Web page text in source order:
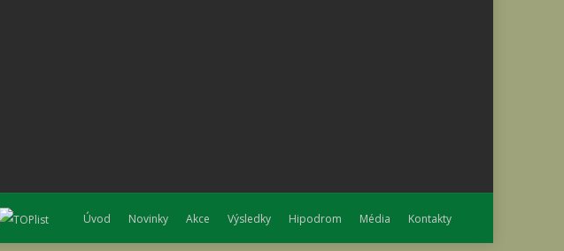
Úvod Novinky Akce Výsledky Hipodrom Média Kontakty